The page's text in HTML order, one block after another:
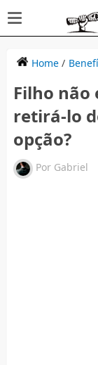
Home/
Filho não
retirá-lo
opção?
Por Gabriel